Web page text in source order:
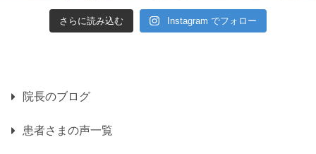
さらに読み込む Instagram でフォロー
院長のブログ
患者さまの声一覧